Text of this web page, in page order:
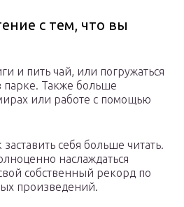
с тем, что вы
и пить чай, или погружаться
парке. Также больше
или работе с помощью
себя больше читать.
наслаждаться
собственный рекорд по
произведений.